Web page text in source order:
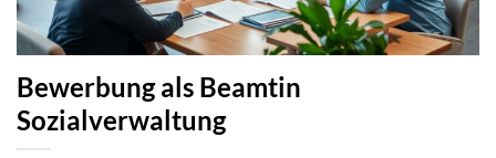
Bewerbung als Beamtin
Sozialverwaltung